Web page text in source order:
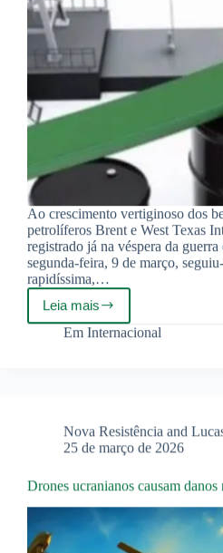
Ao crescimento vertiginoso dos
petrolíferos Brent e West Texas
registrado já na véspera da
segunda-feira, 9 de março,
rapidíssima,…
Leia mais
Guerra
contra
o
Em Internacional
Nova Resistência and
25 de março de 2026
Drones ucranianos causam